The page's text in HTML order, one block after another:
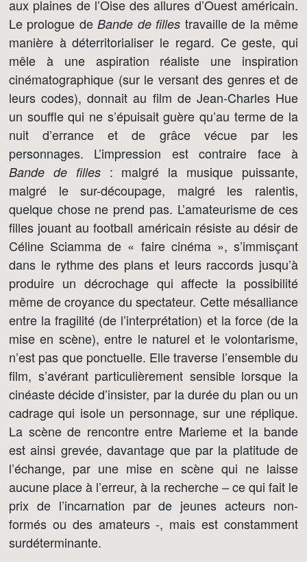
aux plaines de l’Oise des allures d’Ouest américain.
Le prologue deBande de filles travaille de la même
manière à déterritorialiser le regard. Ce geste, qui
mêle à une aspiration réaliste une inspiration
cinématographique (sur le versant des genres et de
leurs codes), donnait au film de Jean-Charles Hue
un souffle qui ne s’épuisait guère qu’au terme de la
nuit d’errance et de grâce vécue par les
personnages. L’impression est contraire face à
Bande de filles: malgré la musique puissante,
malgré le sur-découpage, malgré les ralentis,
quelque chose ne prend pas. L’amateurisme de ces
filles jouant au football américain résiste au désir de
Céline Sciamma de « faire cinéma », s’immisçant
dans le rythme des plans et leurs raccords jusqu’à
produire un décrochage qui affecte la possibilité
même de croyance du spectateur. Cette mésalliance
entre la fragilité (de l’interprétation) et la force (de la
mise en scène), entre le naturel et le volontarisme,
n’est pas que ponctuelle. Elle traverse l’ensemble du
film, s’avérant particulièrement sensible lorsque la
cinéaste décide d’insister, par la durée du plan ou un
cadrage qui isole un personnage, sur une réplique.
La scène de rencontre entre Marieme et la bande
est ainsi grevée, davantage que par la platitude de
l’échange, par une mise en scène qui ne laisse
aucune place à l’erreur, à la recherche – ce qui fait le
prix de l’incarnation par de jeunes acteurs non-
formés ou des amateurs -, mais est constamment
surdéterminante.